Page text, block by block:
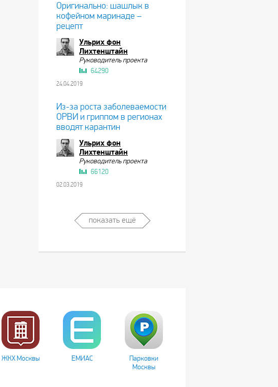
Оригинально: шашлык в
кофейном маринаде –
рецепт
Ульрих фон
Лихтенштайн
Руководитель проекта
64290
24.04.2019
Из-за роста заболеваемости
ОРВИ и гриппом в регионах
вводят карантин
Ульрих фон
Лихтенштайн
Руководитель проекта
66120
02.03.2019
показать ещё
ЖКХ Москвы ЕМИАС
Парковки
Москвы